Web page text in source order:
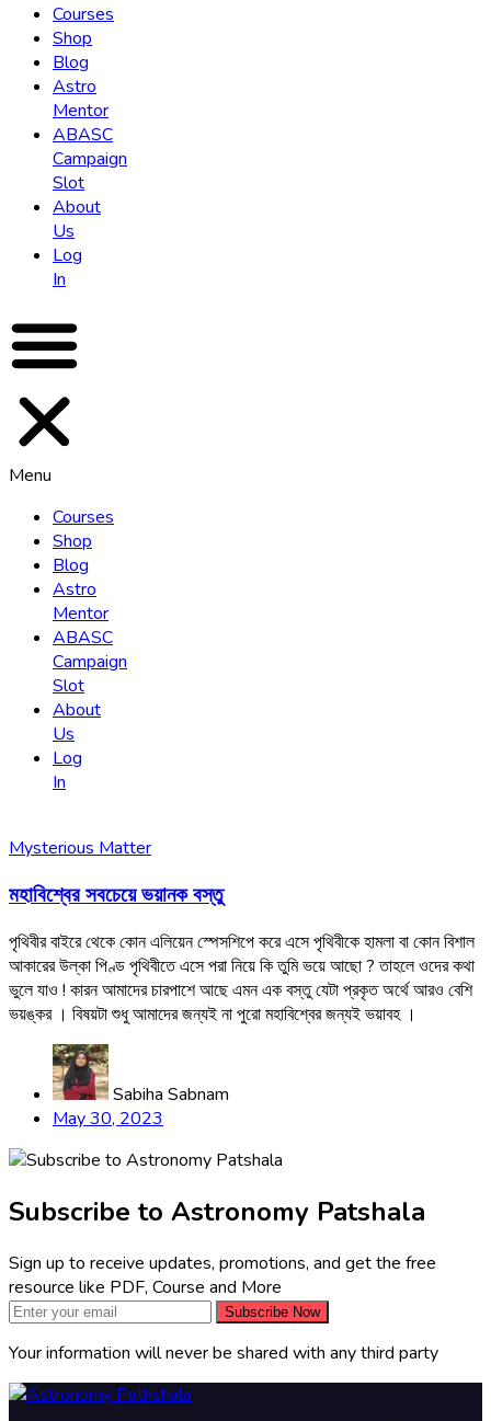
Courses
Shop
Blog
Astro
Mentor
ABASC
Campaign
Slot
About
Us
Log
In
Menu
Courses
Shop
Blog
Astro
Mentor
ABASC
Campaign
Slot
About
Us
Log
In
Mysterious Matter
মহাবিশ্বের সবচেয়ে ভয়ানক বস্তু
পৃথিবীর বাইরে থেকে কোন এলিয়েন স্পেসশিপে করে এসে পৃথিবীকে হামলা বা কোন বিশাল
আকারের উল্কা পিণ্ড পৃথিবীতে এসে পরা নিয়ে কি তুমি ভয়ে আছো ? তাহলে ওদের কথা
ভুলে যাও ! কারন আমাদের চারপাশে আছে এমন এক বস্তু যেটা প্রকৃত অর্থে আরও বেশি
ভয়ঙ্কর । বিষয়টা শুধু আমাদের জন্যই না পুরো মহাবিশ্বের জন্যই ভয়াবহ ।
Sabiha Sabnam
May 30, 2023
Subscribe to Astronomy Patshala
Sign up to receive updates, promotions, and get the free
resource like PDF, Course and More
Subscribe Now
Your information will never be shared with any third party